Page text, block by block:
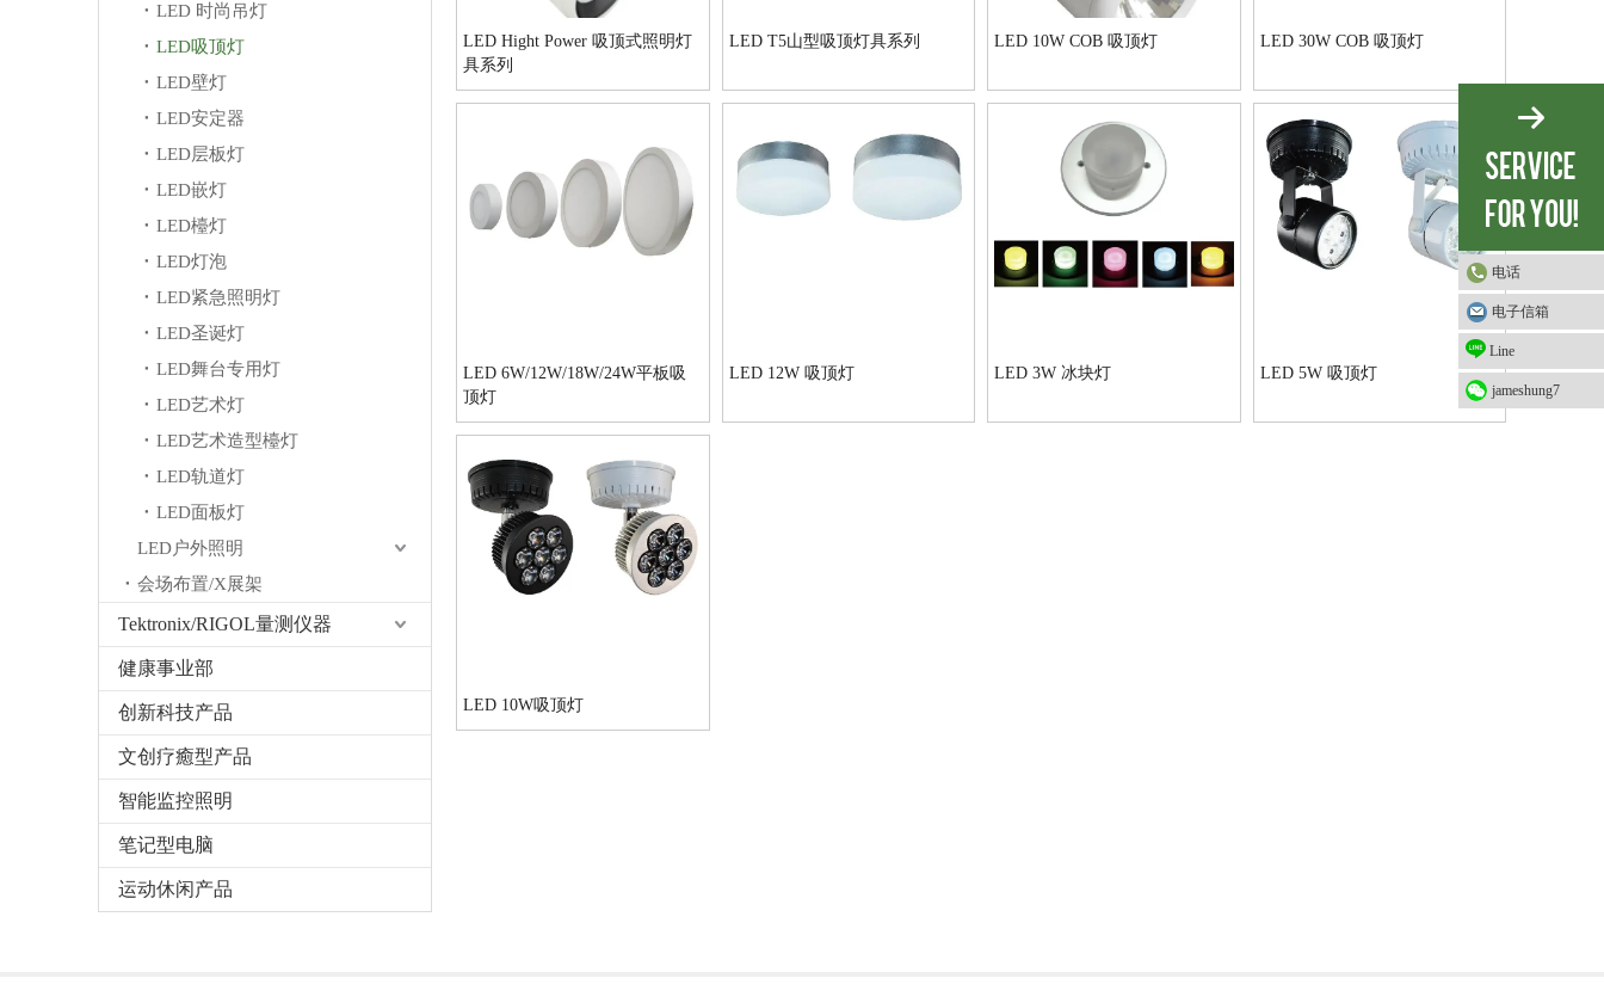
LED 时尚吊灯
LED吸顶灯
LED壁灯
LED安定器
LED层板灯
LED嵌灯
LED檯灯
LED灯泡
LED紧急照明灯
LED圣诞灯
LED舞台专用灯
LED艺术灯
LED艺术造型檯灯
LED轨道灯
LED面板灯
LED户外照明
会场布置/X展架
Tektronix/RIGOL量测仪器
健康事业部
创新科技产品
文创疗癒型产品
智能监控照明
笔记型电脑
运动休闲产品
LED Hight Power 吸顶式照明灯
具系列
LED T5山型吸顶灯具系列 LED 10W COB 吸顶灯 LED 30W COB 吸顶灯
LED 6W/12W/18W/24W平板吸
顶灯
LED 12W 吸顶灯 LED 3W 冰块灯 LED 5W 吸顶灯
LED 10W吸顶灯
电话
电子信箱
Line
jameshung7